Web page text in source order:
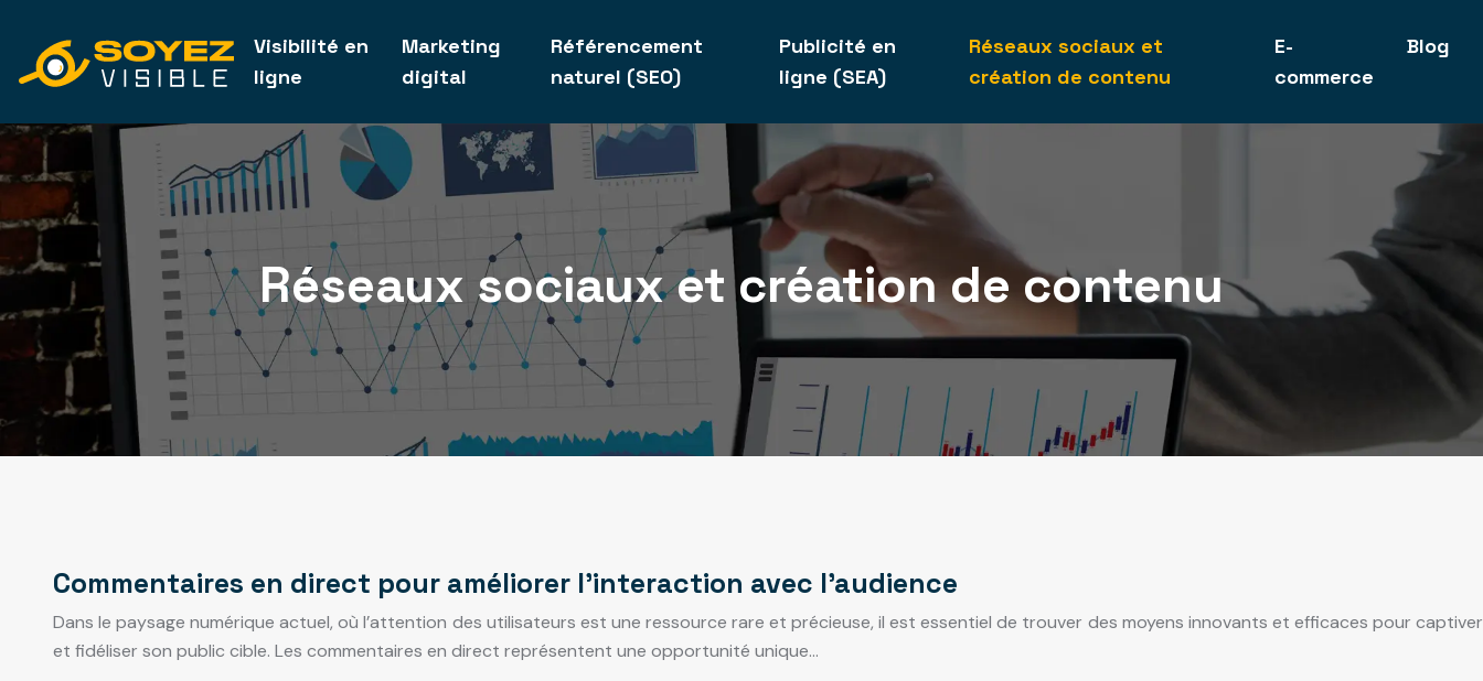
Visibilité en
ligne
Marketing
digital
Référencement
naturel (SEO)
Publicité en
ligne (SEA)
Réseaux sociaux et
création de contenu
E-
commerce
Blog
Réseaux sociaux et création de contenu
Commentaires en direct pour améliorer l’interaction avec l’audience
Dans le paysage numérique actuel, où l’attention des utilisateurs est une ressource rare et précieuse, il est essentiel de trouver des moyens innovants et efficaces pour captiver
et fidéliser son public cible. Les commentaires en direct représentent une opportunité unique…